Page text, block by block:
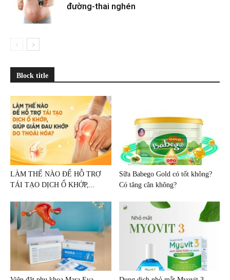
đường-thai nghén
Block title
LÀM THẾ NÀO ĐỂ HỖ TRỢ
TÁI TẠO DỊCH Ổ KHỚP,...
Sữa Babego Gold có tốt không?
Có tăng cân không?